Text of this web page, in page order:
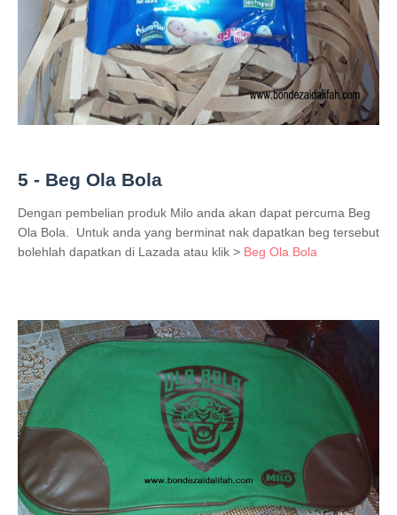
5 - Beg Ola Bola
Dengan pembelian produk Milo anda akan dapat percuma Beg
Ola Bola. Untuk anda yang berminat nak dapatkan beg tersebut
bolehlah dapatkan di Lazada atau klik > Beg Ola Bola